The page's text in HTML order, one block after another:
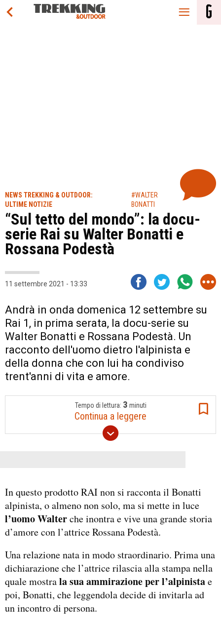
NEWS TREKKING & OUTDOOR:
ULTIME NOTIZIE
#WALTER
BONATTI
“Sul tetto del mondo”: la docu-
serie Rai su Walter Bonatti e
Rossana Podestà
11 settembre 2021 - 13:33
Andrà in onda domenica 12 settembre su
Rai 1, in prima serata, la docu-serie su
Walter Bonatti e Rossana Podestà. Un
racconto dell'uomo dietro l'alpinista e
della donna che con lui ha condiviso
trent'anni di vita e amore.
Tempo di lettura: 3 minuti
Continua a leggere
In questo prodotto RAI non si racconta il Bonatti
alpinista, o almeno non solo, ma si mette in luce
l’uomo Walterche inontra e vive una grande storia
d’amore con l’attrice Rossana Podestà.
Una relazione nata in modo straordinario. Prima una
dichiarazione che l’attrice rilascia alla stampa nella
quale mostrala sua ammirazione per l’alpinistae
poi, Bonatti, che leggendola decide di invitarla ad
un incontro di persona.